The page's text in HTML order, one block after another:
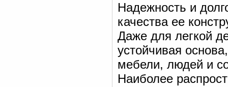
Надежность и
качества ее
Даже для легкой
устойчивая
мебели, людей и
Наиболее